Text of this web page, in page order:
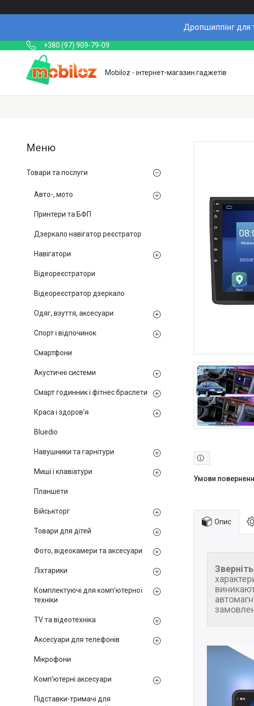
Дропшиппінг для
+380 (97) 909-79-09
Mobiloz - інтернет-магазин гаджетів
Опис
Товари та послуги
Авто-, мото
Принтери та БФП
Дзеркало навігатор реєстратор
Навігатори
Відеореєстратори
Відеореєстратор дзеркало
Одяг, взуття, аксесуари
Спорт і відпочинок
Смартфони
Акустичні системи
Смарт годинник і фітнес браслети
Краса і здоров'я
Bluedio
Навушники та гарнітури
Миші і клавіатури
Планшети
Військторг
Товари для дітей
Фото, відеокамери та аксесуари
Ліхтарики
Комплектуючі для комп'ютерної
техніки
TV та відеотехніка
Аксесуари для телефонів
Мікрофони
Комп'ютерні аксесуари
Підставки-тримачі для